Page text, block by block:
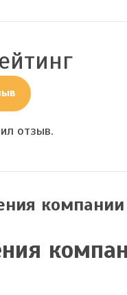
отзыв.
компании